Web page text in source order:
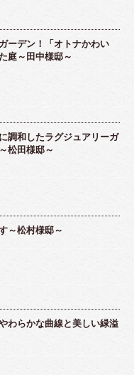
ーデン！「オトナかわい
庭～田中様邸～
調和したラグジュアリーガ
松田様邸～
～松村様邸～
わらかな曲線と美しい緑溢